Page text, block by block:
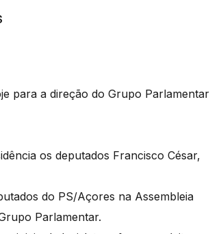
para a direção do Grupo Parlamentar
os deputados Francisco César,
do PS/Açores na Assembleia
Parlamentar.